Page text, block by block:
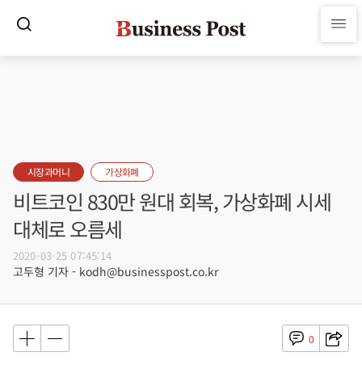
시장과머니 가상화폐
비트코인 830만 원대 회복, 가상화폐 시세
대체로 오름세
2020-03-25 07:45:14
고두형 기자 - kodh@businesspost.co.kr
0